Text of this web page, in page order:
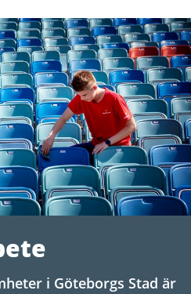
i Göteborgs Stad är